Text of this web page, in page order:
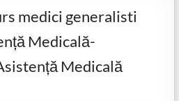
medici generalisti
Medicală-
Medicală